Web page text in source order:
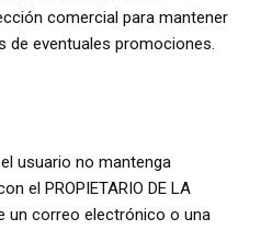
comercial para mantener
de eventuales promociones.
usuario no mantenga
el PROPIETARIO DE LA
un correo electrónico o una